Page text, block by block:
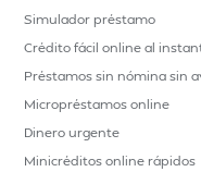
Simulador préstamo
Crédito fácil online al
Préstamos sin nómina sin
Micropréstamos online
Dinero urgente
Minicréditos online rápidos